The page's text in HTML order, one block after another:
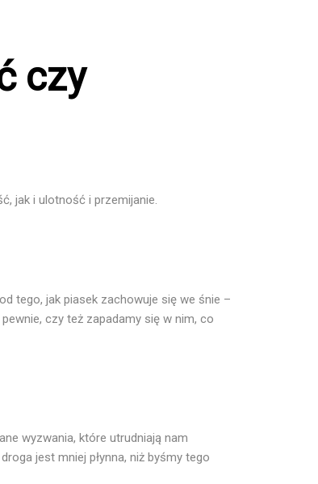
czy
jak i ulotność i przemijanie.
tego, jak piasek zachowuje się we śnie –
czy też zapadamy się w nim, co
wyzwania, które utrudniają nam
jest mniej płynna, niż byśmy tego